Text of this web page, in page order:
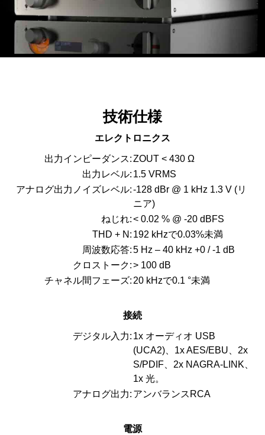
技術仕様
エレクトロニクス
出力インピーダンス:ZOUT < 430 Ω
出力レベル: 1.5 VRMS
アナログ出力ノイズレベル:-128 dBr @ 1 kHz 1.3 V (リ
ニア)
ねじれ:< 0.02 % @ -20 dBFS
THD + N: 192 kHzで0.03%未満
周波数応答:5 Hz – 40 kHz +0 / -1 dB
クロストーク:> 100 dB
チャネル間フェーズ: 20 kHzで0.1 °未満
接続
デジタル入力: 1x オーディオ USB
(UCA2)、1x AES/EBU、2x
S/PDIF、2x NAGRA-LINK、
1x 光。
アナログ出力: アンバランスRCA
電源